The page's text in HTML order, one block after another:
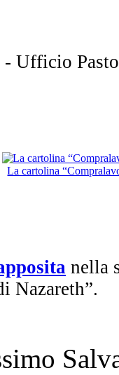
Ufficio
La cartolina
nella
Nazareth”.